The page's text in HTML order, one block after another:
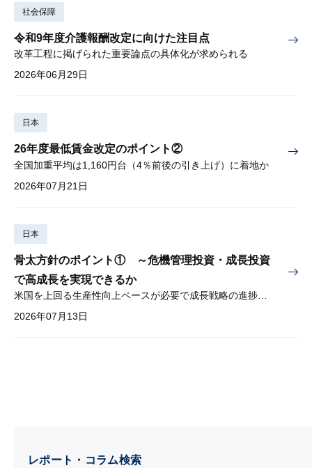
社会保障
令和9年度介護報酬改定に向けた注目点
改革工程に掲げられた重要論点の具体化が求められる
2026年06月29日
日本
26年度最低賃金改定のポイント②
全国加重平均は1,160円台（4％前後の引き上げ）に着地か
2026年07月21日
日本
骨太方針のポイント① ～危機管理投資・成長投資
で高成長を実現できるか
米国を上回る生産性向上ペースが必要で成長戦略の進捗管理も課題
2026年07月13日
レポート・コラム検索